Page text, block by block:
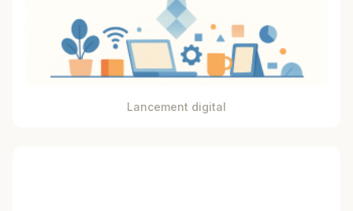
Lancement digital